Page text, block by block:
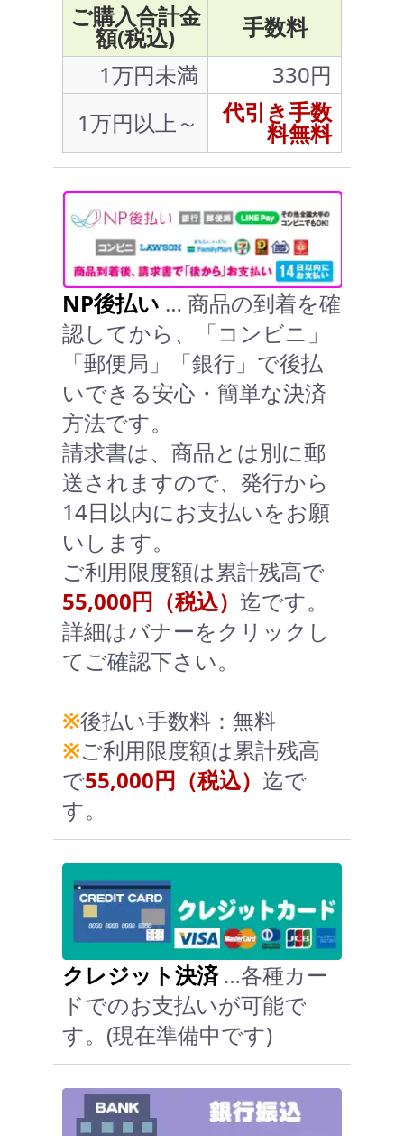
ご購入合計金
額(税込)
手数料
1万円未満
330円
1万円以上～
代引き手数
料無料
NP後払い … 商品の到着を確
認してから、「コンビニ」
「郵便局」「銀行」で後払
いできる安心・簡単な決済
方法です。
請求書は、商品とは別に郵
送されますので、発行から
14日以内にお支払いをお願
いします。
ご利用限度額は累計残高で
55,000円（税込） 迄です。
詳細はバナーをクリックし
てご確認下さい。
※後払い手数料：無料
※ご利用限度額は累計残高
で55,000円（税込） 迄で
す。
クレジット決済…各種カー
ドでのお支払いが可能で
す。(現在準備中です)